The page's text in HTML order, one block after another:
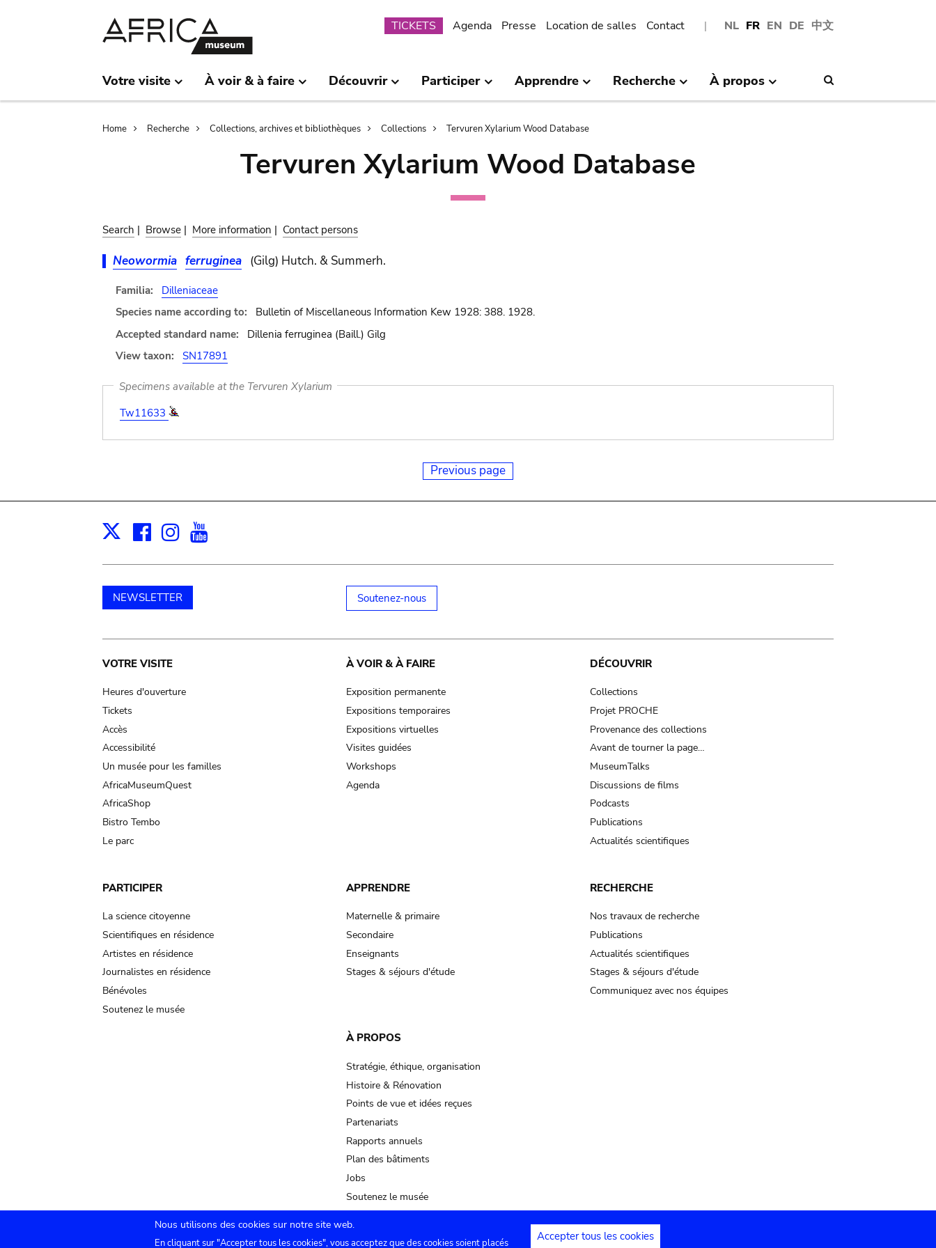
NL FR EN DE 中文
Submenu
TICKETS Agenda Presse Location de salles Contact
Votre visite À voir & à faire Découvrir Participer Apprendre Recherche À propos
Breadcrumb
Home Recherche Collections, archives et bibliothèques Collections Tervuren Xylarium Wood Database
Tervuren Xylarium Wood Database
Search | Browse | More information | Contact persons
Neowormia ferruginea (Gilg) Hutch. & Summerh.
Familia:
Dilleniaceae
Species name according to:
Bulletin of Miscellaneous Information Kew 1928: 388. 1928.
Accepted standard name:
Dillenia ferruginea (Baill.) Gilg
View taxon:
SN17891
Specimens available at the Tervuren Xylarium
Tw11633
Previous page
X Facebook
Instagram
NEWSLETTER Soutenez-nous
Main
navigation
VOTRE VISITE
Heures d'ouverture
Tickets
Accès
Accessibilité
Un musée pour les familles
AfricaMuseumQuest
AfricaShop
Bistro Tembo
Le parc
À VOIR & À FAIRE
Exposition permanente
Expositions temporaires
Expositions virtuelles
Visites guidées
Workshops
Agenda
DÉCOUVRIR
Collections
Projet PROCHE
Provenance des collections
Avant de tourner la page…
MuseumTalks
Discussions de films
Podcasts
Publications
Actualités scientifiques
PARTICIPER
La science citoyenne
Scientifiques en résidence
Artistes en résidence
Journalistes en résidence
Bénévoles
Soutenez le musée
APPRENDRE
Maternelle & primaire
Secondaire
Enseignants
Stages & séjours d'étude
RECHERCHE
Nos travaux de recherche
Publications
Actualités scientifiques
Stages & séjours d'étude
Communiquez avec nos équipes
À PROPOS
Stratégie, éthique, organisation
Histoire & Rénovation
Points de vue et idées reçues
Partenariats
Rapports annuels
Plan des bâtiments
Jobs
Soutenez le musée
Nous utilisons des cookies sur notre site web.
En cliquant sur "Accepter tous les cookies", vous acceptez que des cookies soient placés Accepter tous les cookies